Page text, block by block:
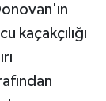
kaçakçılığı